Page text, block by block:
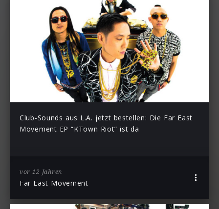
Club-Sounds aus L.A. jetzt bestellen: Die Far East
Movement EP “KTown Riot” ist da
vor 12 Jahren
Far East Movement